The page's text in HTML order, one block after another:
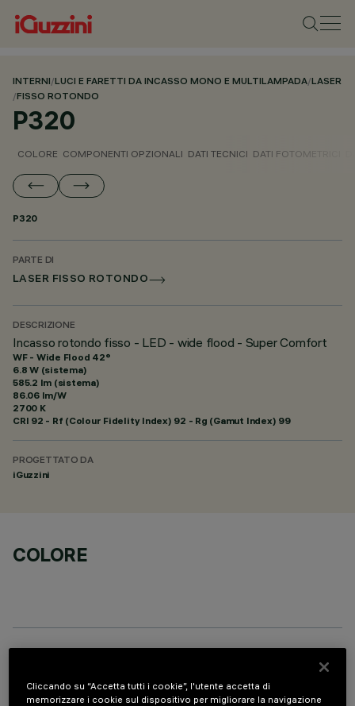
INTERNI/LUCI E FARETTI DA INCASSO MONO E MULTILAMPADA/LASER
/FISSO ROTONDO
P320
COLORE COMPONENTI OPZIONALI DATI TECNICI DATI FOTOMETRICI
P320
PARTE DI
LASER FISSO ROTONDO
DESCRIZIONE
Incasso rotondo fisso - LED - wide flood - Super Comfort
WF - Wide Flood 42°
6.8 W (sistema)
585.2 lm (sistema)
86.06 lm/W
2700 K
CRI 92 - Rf (Colour Fidelity Index) 92 - Rg (Gamut Index) 99
PROGETTATO DA
iGuzzini
COLORE
Cliccando su “Accetta tutti i cookie”, l'utente accetta di
memorizzare i cookie sul dispositivo per migliorare la navigazione